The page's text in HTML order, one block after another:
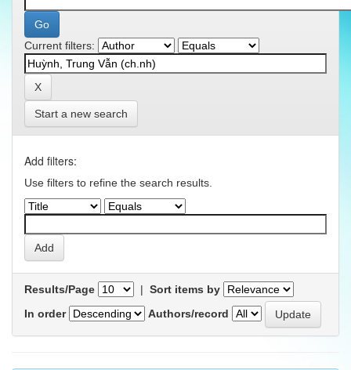
Current filters:
Start a new search
Add filters:
Use filters to refine the search results.
Results/Page | Sort items by
In order
Authors/record